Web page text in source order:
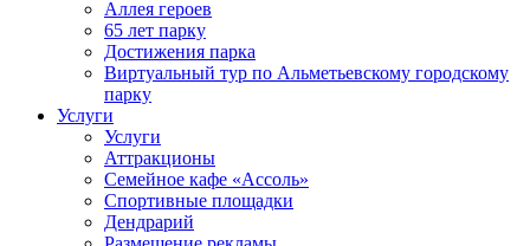
Аллея героев
65 лет парку
Достижения парка
Виртуальный тур по Альметьевскому городскому
парку
Услуги
Услуги
Аттракционы
Семейное кафе «Ассоль»
Спортивные площадки
Дендрарий